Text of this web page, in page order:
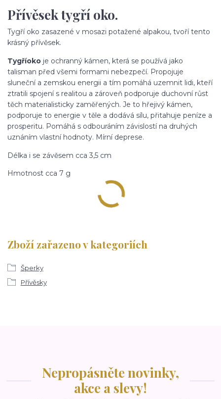
Přívěsek tygří oko.
Tygří oko zasazené v mosazi potažené alpakou, tvoří tento
krásný přívěsek.
Tygříoko je ochranný kámen, která se používá jako
talisman před všemi formami nebezpečí. Propojuje
sluneční a zemskou energii a tím pomáhá uzemnit lidi, kteří
ztratili spojení s realitou a zároveň podporuje duchovní růst
těch materialisticky zaměřených. Je to hřejivý kámen,
podporuje to energie v těle a dodává sílu, přitahuje peníze a
prosperitu. Pomáhá s odbouráním závislostí na druhých
uznáním vlastní hodnoty. Mírní deprese.
Délka i se závěsem cca 3,5 cm
Hmotnost cca 7 g
Zboží zařazeno v kategoriích
Šperky
Přívěsky
Nepropásněte novinky,
akce a slevy!